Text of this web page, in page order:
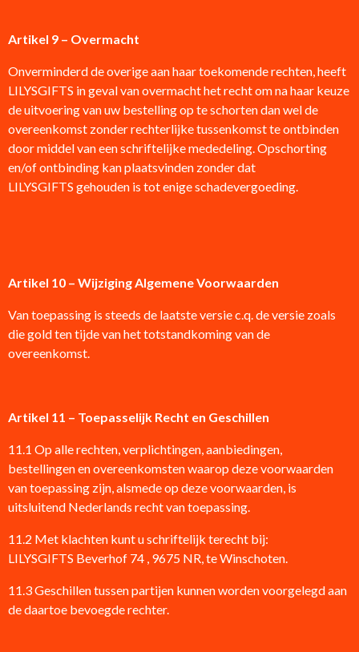
Artikel 9 – Overmacht
Onverminderd de overige aan haar toekomende rechten, heeft
LILYSGIFTS in geval van overmacht het recht om na haar keuze
de uitvoering van uw bestelling op te schorten dan wel de
overeenkomst zonder rechterlijke tussenkomst te ontbinden
door middel van een schriftelijke mededeling. Opschorting
en/of ontbinding kan plaatsvinden zonder dat
LILYSGIFTS gehouden is tot enige schadevergoeding.
Artikel 10 – Wijziging Algemene Voorwaarden
Van toepassing is steeds de laatste versie c.q. de versie zoals
die gold ten tijde van het totstandkoming van de
overeenkomst.
Artikel 11 – Toepasselijk Recht en Geschillen
11.1 Op alle rechten, verplichtingen, aanbiedingen,
bestellingen en overeenkomsten waarop deze voorwaarden
van toepassing zijn, alsmede op deze voorwaarden, is
uitsluitend Nederlands recht van toepassing.
11.2 Met klachten kunt u schriftelijk terecht bij:
LILYSGIFTS Beverhof 74 , 9675 NR, te Winschoten.
11.3 Geschillen tussen partijen kunnen worden voorgelegd aan
de daartoe bevoegde rechter.